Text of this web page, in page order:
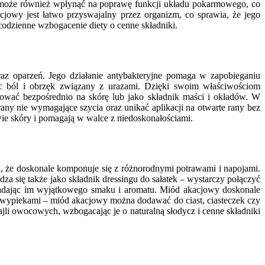
również wpłynąć na poprawę funkcji układu pokarmowego, co
jest łatwo przyswajalny przez organizm, co sprawia, że jego
wzbogacenie diety o cenne składniki.
Jego działanie antybakteryjne pomaga w zapobieganiu
ból i obrzęk związany z urazami. Dzięki swoim właściwościom
bezpośrednio na skórę lub jako składnik maści i okładów. W
nie wymagające szycia oraz unikać aplikacji na otwarte rany bez
skóry i pomagają w walce z niedoskonałościami.
doskonale komponuje się z różnorodnymi potrawami i napojami.
także jako składnik dressingu do sałatek – wystarczy połączyć
im wyjątkowego smaku i aromatu. Miód akacjowy doskonale
– miód akacjowy można dodawać do ciast, ciasteczek czy
owocowych, wzbogacając je o naturalną słodycz i cenne składniki